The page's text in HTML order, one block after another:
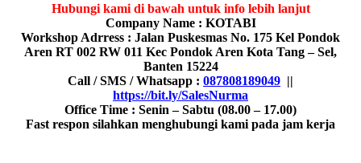
Hubungi kami di bawah untuk info lebih lanjut
Company Name : KOTABI
Workshop Adrress : Jalan Puskesmas No. 175 Kel Pondok
Aren RT 002 RW 011 Kec Pondok Aren Kota Tang – Sel,
Banten 15224
Call / SMS / Whatsapp : 087808189049 ||
https://bit.ly/SalesNurma
Office Time : Senin – Sabtu (08.00 – 17.00)
Fast respon silahkan menghubungi kami pada jam kerja